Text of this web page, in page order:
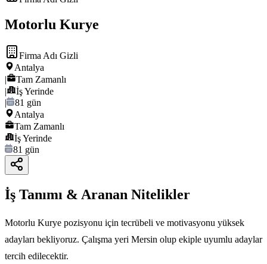
Motorlu Kurye
Firma Adı Gizli
Antalya
|
Tam Zamanlı
|
İş Yerinde
|
81 gün
Antalya
Tam Zamanlı
İş Yerinde
81 gün
İş Tanımı & Aranan Nitelikler
Motorlu Kurye pozisyonu için tecrübeli ve motivasyonu yüksek
adayları bekliyoruz. Çalışma yeri Mersin olup ekiple uyumlu adaylar
tercih edilecektir.